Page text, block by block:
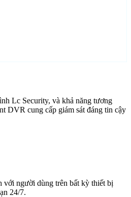
Lc Security, và khả năng tương
DVR cung cấp giám sát đáng tin cậy
với người dùng trên bất kỳ thiết bị
24/7.